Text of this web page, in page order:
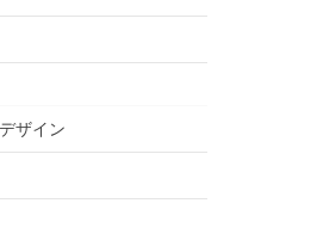
ザイン